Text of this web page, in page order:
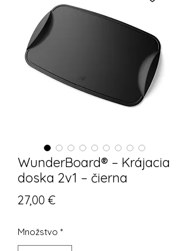
WunderBoard® – Krájacia
doska 2v1 – čierna
27,00 €Price
Množstvo *